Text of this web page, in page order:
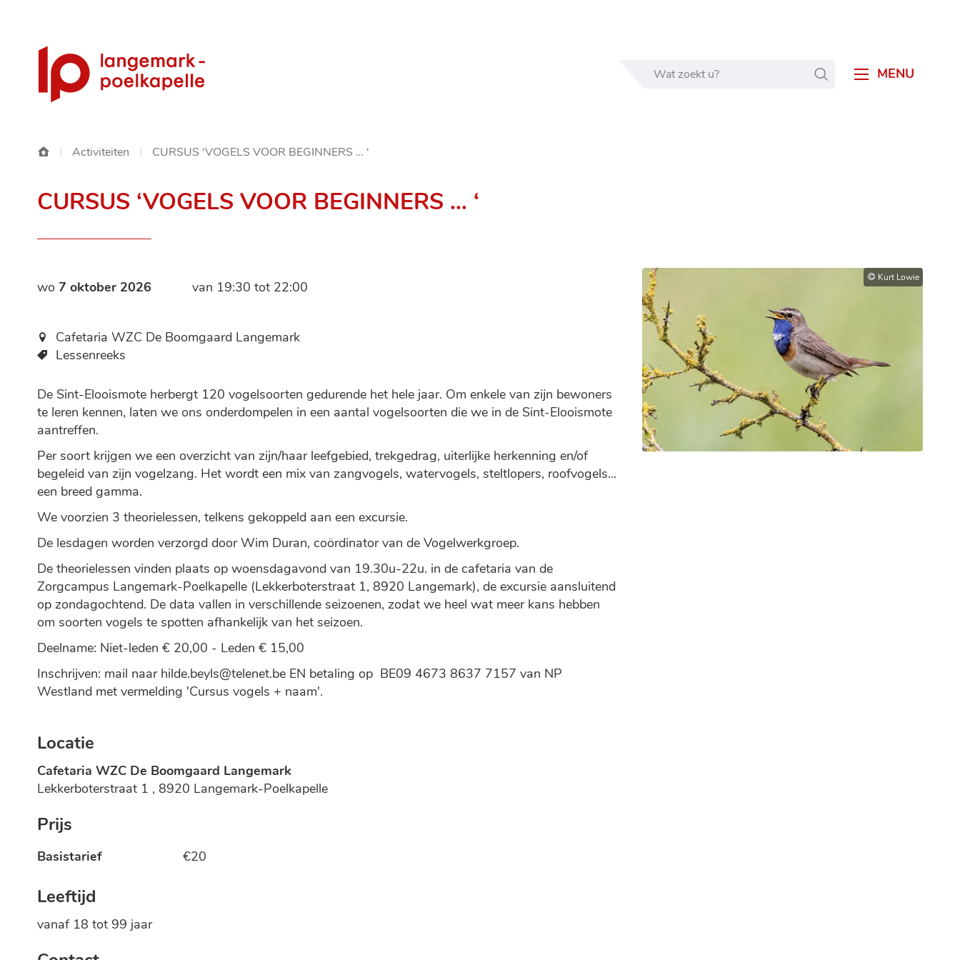
Gemeente
Langemark-
Poelkapelle
MENU
Wat
ZOEKEN
Startpagina
Activiteiten CURSUS ‘VOGELS VOOR BEGINNERS … ‘
CURSUS ‘VOGELS VOOR BEGINNERS … ‘
wo 7 oktober 2026 van 19:30 tot 22:00
Cafetaria WZC De Boomgaard Langemark
Lessenreeks
De Sint-Elooismote herbergt 120 vogelsoorten gedurende het hele jaar. Om enkele van zijn bewoners
te leren kennen, laten we ons onderdompelen in een aantal vogelsoorten die we in de Sint-Elooismote
aantreffen.
Per soort krijgen we een overzicht van zijn/haar leefgebied, trekgedrag, uiterlijke herkenning en/of
begeleid van zijn vogelzang. Het wordt een mix van zangvogels, watervogels, steltlopers, roofvogels...
een breed gamma.
We voorzien 3 theorielessen, telkens gekoppeld aan een excursie.
De lesdagen worden verzorgd door Wim Duran, coördinator van de Vogelwerkgroep.
De theorielessen vinden plaats op woensdagavond van 19.30u-22u. in de cafetaria van de
Zorgcampus Langemark-Poelkapelle (Lekkerboterstraat 1, 8920 Langemark), de excursie aansluitend
op zondagochtend. De data vallen in verschillende seizoenen, zodat we heel wat meer kans hebben
om soorten vogels te spotten afhankelijk van het seizoen.
Deelname: Niet-leden € 20,00 - Leden € 15,00
Inschrijven: mail naar hilde.beyls@telenet.be EN betaling op BE09 4673 8637 7157 van NP
Westland met vermelding 'Cursus vogels + naam'.
Locatie
Cafetaria WZC De Boomgaard Langemark
Lekkerboterstraat 1 , 8920 Langemark-Poelkapelle
Prijs
Basistarief €20
Leeftijd
vanaf 18 tot 99 jaar
Kurt Lowie